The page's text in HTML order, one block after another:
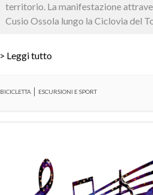
territorio. La manifestazione
Cusio Ossola lungo la Ciclovia del
> Leggi tutto
BICICLETTA ESCURSIONI E SPORT